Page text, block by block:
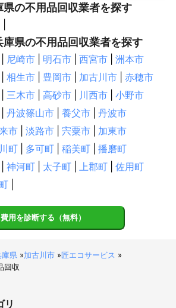
県の不用品回収業者を探す
県の不用品回収業者を探す
尼崎市 明石市 西宮市
洲本市
相生市 豊岡市 加古川市
赤穂市
三木市 高砂市 川西市
小野市
丹波篠山市 養父市
丹波市
市 淡路市 宍粟市
加東市
町 多可町 稲美町
播磨町
神河町 太子町 上郡町
佐用町
費用を診断する（無料）
庫県 »加古川市 »匠エコサービス »
回収
リ